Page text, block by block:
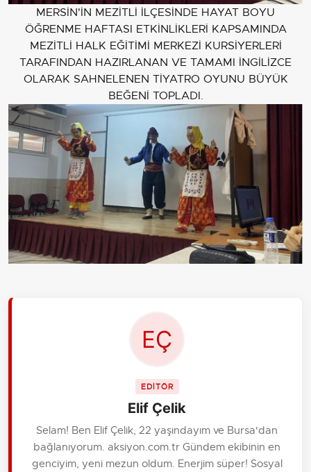
MERSİN'İN MEZİTLİ İLÇESİNDE HAYAT BOYU
ÖĞRENME HAFTASI ETKİNLİKLERİ KAPSAMINDA
MEZİTLİ HALK EĞİTİMİ MERKEZİ KURSİYERLERİ
TARAFINDAN HAZIRLANAN VE TAMAMI İNGİLİZCE
OLARAK SAHNELENEN TİYATRO OYUNU BÜYÜK
BEĞENİ TOPLADI.
EDİTÖR
Elif Çelik
Selam! Ben Elif Çelik, 22 yaşındayım ve Bursa'dan
bağlanıyorum. aksiyon.com.tr Gündem ekibinin en
genciyim, yeni mezun oldum. Enerjim süper! Sosyal